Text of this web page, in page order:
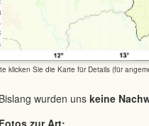
klicken Sie die Karte für Details (für
wurden uns keine